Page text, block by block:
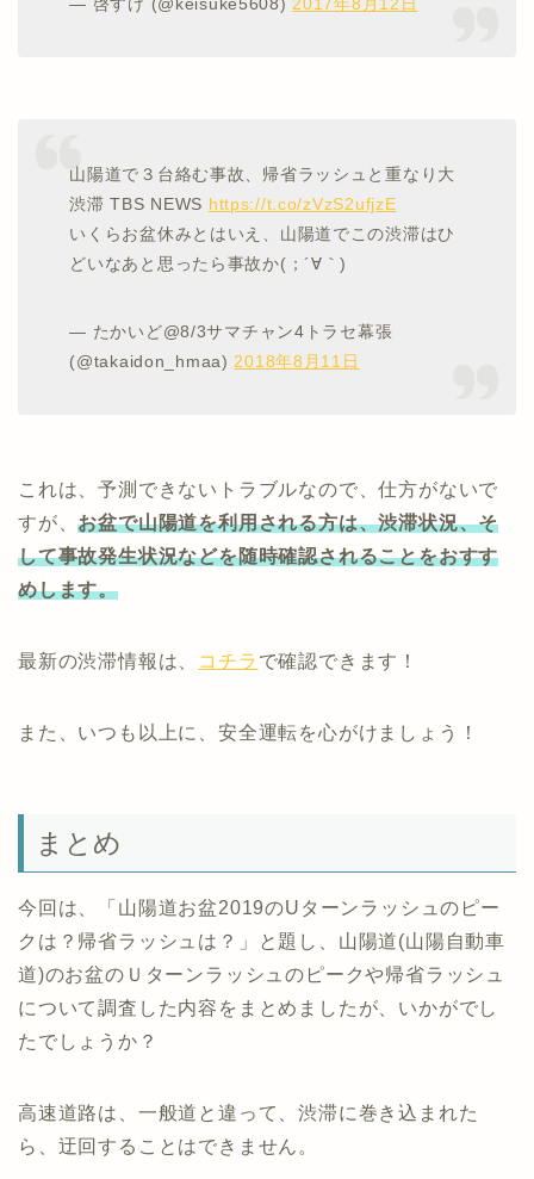
山陽道で３台絡む事故、帰省ラッシュと重なり大
渋滞 TBS NEWS https://t.co/zVzS2ufjzE
いくらお盆休みとはいえ、山陽道でこの渋滞はひ
どいなあと思ったら事故か(；´∀｀)
— たかいど@8/3サマチャン4トラセ幕張
(@takaidon_hmaa)2018年8月11日
これは、予測できないトラブルなので、仕方がないで
すが、お盆で山陽道を利用される方は、渋滞状況、そ
して事故発生状況などを随時確認されることをおすす
めします。
最新の渋滞情報は、 コチラ で確認できます！
また、いつも以上に、安全運転を心がけましょう！
まとめ
今回は、「山陽道お盆2019のUターンラッシュのピー
クは？帰省ラッシュは？」と題し、山陽道(山陽自動車
道)のお盆のＵターンラッシュのピークや帰省ラッシュ
について調査した内容をまとめましたが、いかがでし
たでしょうか？
高速道路は、一般道と違って、渋滞に巻き込まれた
ら、迂回することはできません。